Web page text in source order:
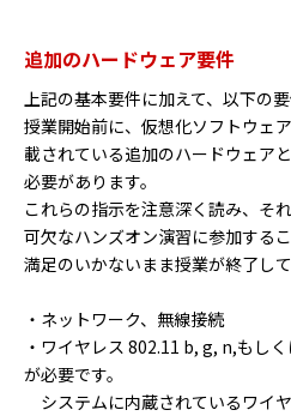
追加のハードウェア要件
上記の基本要件に加えて、以下の
授業開始前に、仮想化ソフトウェ
載されている追加のハードウェア
必要があります。
これらの指示を注意深く読み、そ
可欠なハンズオン演習に参加するこ
満足のいかないまま授業が終了し
・ネットワーク、無線接続
・ワイヤレス 802.11 b, g, n,もし
が必要です。
システムに内蔵されているワイ